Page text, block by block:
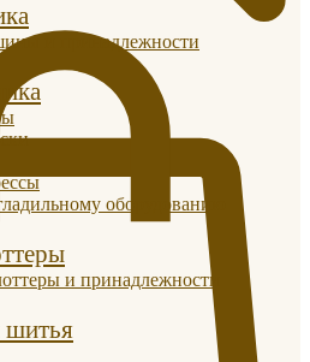
и принадлежности
оборудованию
и принадлежности
шитья